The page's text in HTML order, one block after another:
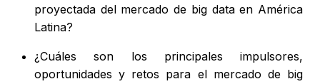
proyectada del mercado de big data en América
Latina?
¿Cuáles son los principales impulsores,
oportunidades y retos para el mercado de big